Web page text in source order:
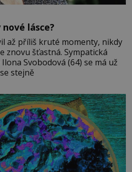
lásce?
až příliš kruté momenty, nikdy
Sympatická
Svobodová (64) se má už
stejně